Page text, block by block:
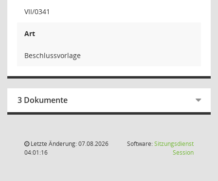
VII/0341
Art
Beschlussvorlage
3 Dokumente
Letzte Änderung: 07.08.2026
04:01:16
Software:Sitzungsdienst
Session(Wird in